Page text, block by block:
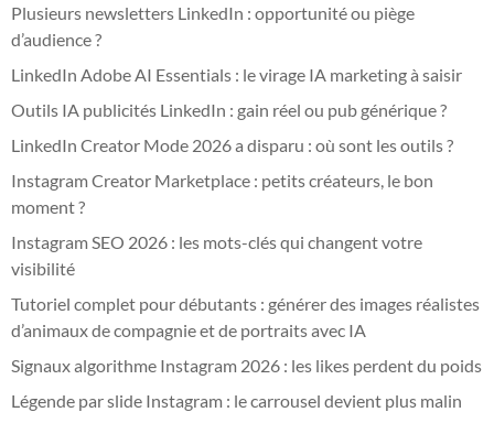
Plusieurs newsletters LinkedIn : opportunité ou piège
d’audience ?
LinkedIn Adobe AI Essentials : le virage IA marketing à saisir
Outils IA publicités LinkedIn : gain réel ou pub générique ?
LinkedIn Creator Mode 2026 a disparu : où sont les outils ?
Instagram Creator Marketplace : petits créateurs, le bon
moment ?
Instagram SEO 2026 : les mots-clés qui changent votre
visibilité
Tutoriel complet pour débutants : générer des images réalistes
d’animaux de compagnie et de portraits avec IA
Signaux algorithme Instagram 2026 : les likes perdent du poids
Légende par slide Instagram : le carrousel devient plus malin